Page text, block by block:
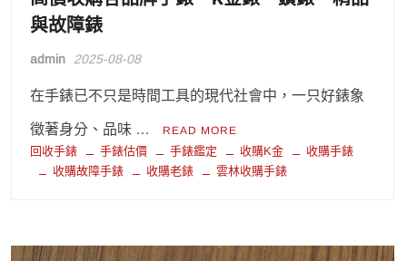
與故障錶
admin 2025-08-08
在手錶已不只是時間工具的現代社會中，一只好錶象
徵著身分、品味 … READ MORE
回收手錶 手錶估價 手錶鑑定 收購K金
收購手錶
收購故障手錶
收購老錶 雲林收購手錶